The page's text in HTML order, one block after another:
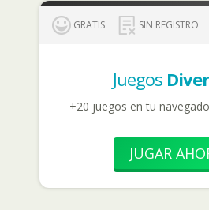
GRATIS SIN REGISTRO
Juegos
+20 juegos en tu
JUGAR